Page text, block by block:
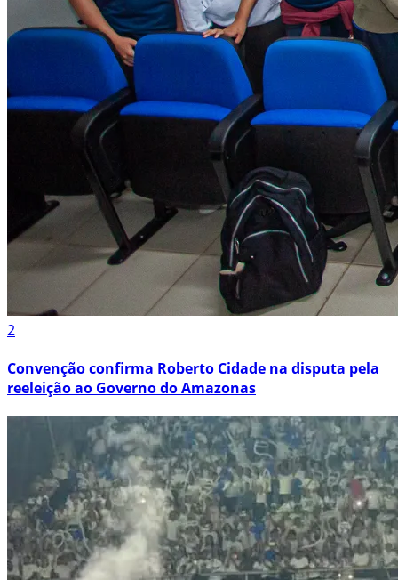
2
Convenção confirma Roberto Cidade na disputa pela
reeleição ao Governo do Amazonas